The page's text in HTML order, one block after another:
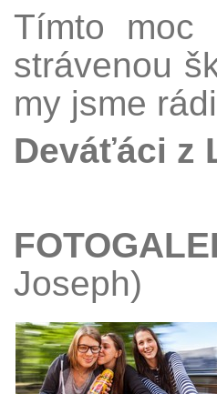
Tímto moc
strávenou
my jsme
Deváťáci z
Joseph)